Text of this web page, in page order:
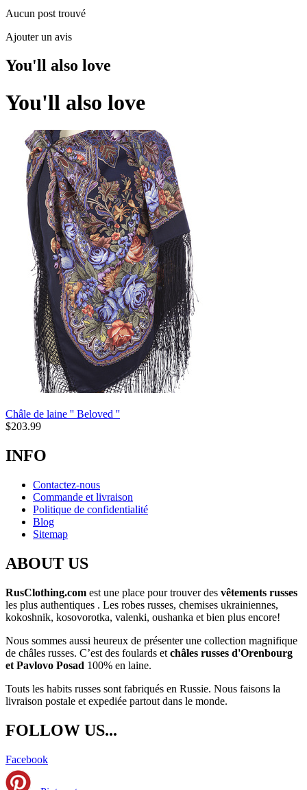
Aucun post trouvé
Ajouter un avis
You'll also love
You'll also love
Châle de laine '' Beloved ''
$203.99
INFO
Contactez-nous
Commande et livraison
Politique de confidentialité
Blog
Sitemap
ABOUT US
RusClothing.com est une place pour trouver des vêtements russes
les plus authentiques . Les robes russes, chemises ukrainiennes,
kokoshnik, kosovorotka, valenki, oushanka et bien plus encore!
Nous sommes aussi heureux de présenter une collection magnifique
de châles russes. C’est des foulards et châles russes d'Orenbourg
et Pavlovo Posad 100% en laine.
Touts les habits russes sont fabriqués en Russie. Nous faisons la
livraison postale et expediée partout dans le monde.
FOLLOW US...
Facebook